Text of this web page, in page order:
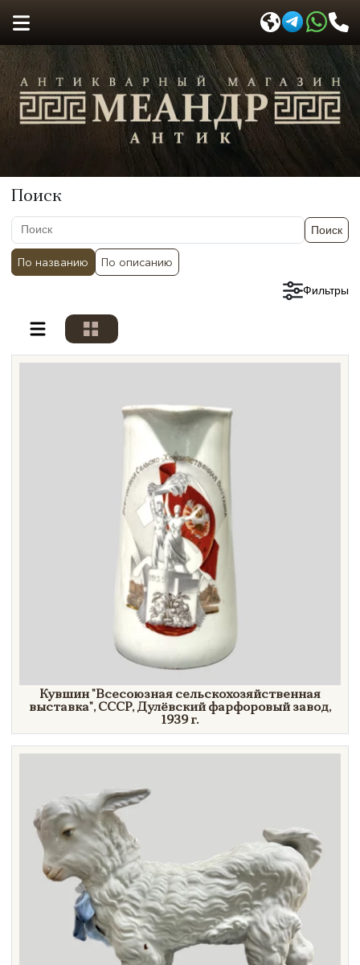
Поиск
Поиск
По названию По описанию
Фильтры
Разделы
Направление
Размеры
Техника
Нет в наличии
Кувшин"Всесоюзная сельскохозяйственная
выставка", СССР, Дулёвский фарфоровый завод,
1939 г.